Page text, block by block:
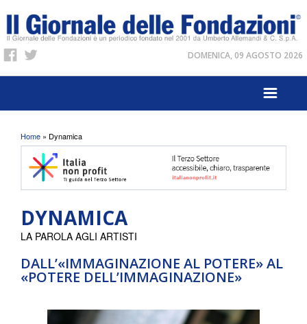
DOMENICA, 09 AGOSTO 2026
Tu sei qui
Home » Dynamica
DYNAMICA
DALL’«IMMAGINAZIONE AL POTERE» AL
«POTERE DELL’IMMAGINAZIONE»
LA PAROLA AGLI ARTISTI